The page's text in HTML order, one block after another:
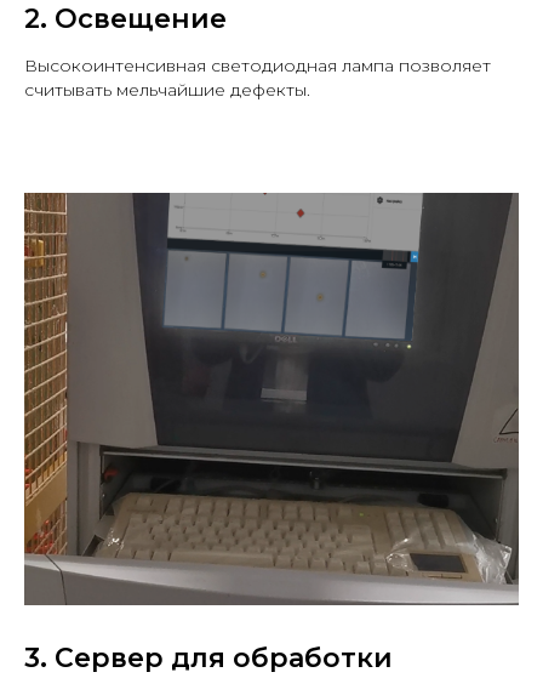
2. Освещение
Высокоинтенсивная светодиодная лампа позволяет
считывать мельчайшие дефекты.
3. Сервер для обработки